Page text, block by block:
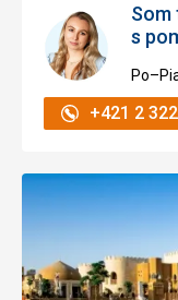
Som
s
+421 2